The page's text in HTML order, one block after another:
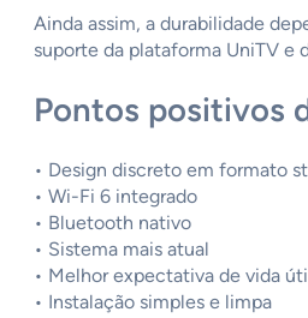
Ainda assim, a durabilidade
suporte da plataforma UniTV e
Pontos positivos
• Design discreto em formato
• Wi-Fi 6 integrado
• Bluetooth nativo
• Sistema mais atual
• Melhor expectativa de vida
• Instalação simples e limpa